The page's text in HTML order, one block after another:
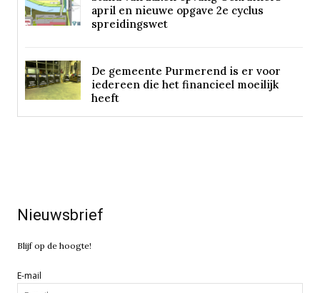
april en nieuwe opgave 2e cyclus
spreidingswet
De gemeente Purmerend is er voor
iedereen die het financieel moeilijk
heeft
Nieuwsbrief
Blijf op de hoogte!
E-mail